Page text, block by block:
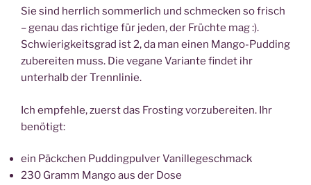
Sie sind herrlich sommerlich und schmecken so frisch
– genau das richtige für jeden, der Früchte mag :).
Schwierigkeitsgrad ist 2, da man einen Mango-Pudding
zubereiten muss. Die vegane Variante findet ihr
unterhalb der Trennlinie.
Ich empfehle, zuerst das Frosting vorzubereiten. Ihr
benötigt:
ein Päckchen Puddingpulver Vanillegeschmack
230 Gramm Mango aus der Dose